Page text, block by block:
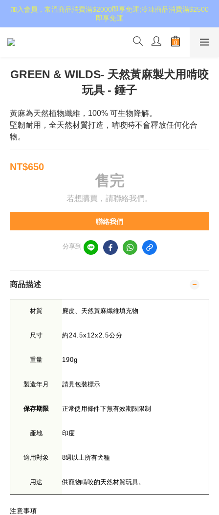
加入會員，常溫商品消費滿$2000即享免運;冷凍商品消費滿$2500
即享免運
GREEN & WILDS- 天然黃麻製犬用啃咬
玩具 - 錘子
黃麻為天然植物纖維，100% 可生物降解。
堅韌耐用，全天然材質打造，啃咬時不會釋放任何化合
物。
NT$650
售完
若想購買，請聯絡我們。
聯絡我們
分享到
商品描述
材質 麂皮、天然黃麻纖維填充物
尺寸 約24.5x12x2.5公分
重量 190g
製造年月 請見包裝標示
保存期限 正常使用條件下無有效期限限制
產地 印度
適用對象 8週以上所有犬種
用途 供寵物啃咬的天然材質玩具。
注意事項